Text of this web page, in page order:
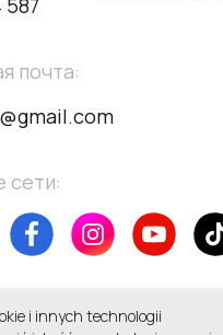
i innych technologii